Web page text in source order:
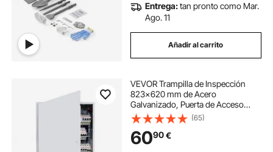
Entrega:tan pronto como Mar.
Ago. 11
Añadir al carrito
VEVOR Trampilla de Inspección
823x620 mm de Acero
Galvanizado, Puerta de Acceso
para Paneles de Yeso, con Pestillo
de Destornillador, para Instalación
de Fontanería y Electricidad en
Techos, Blanco
(65)
6090€